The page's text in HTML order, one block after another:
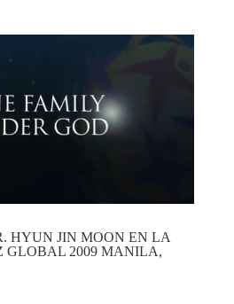
HYUN JIN MOON EN LA
GLOBAL 2009 MANILA,